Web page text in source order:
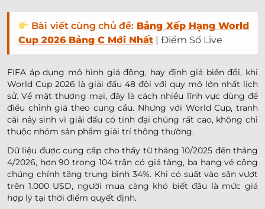
Bài viết cùng chủ đề: Bảng Xếp Hạng World
Cup 2026 Bảng C Mới Nhất | Điểm Số Live
FIFA áp dụng mô hình giá động, hay định giá biến đổi, khi
World Cup 2026 là giải đấu 48 đội với quy mô lớn nhất lịch
sử. Về mặt thương mại, đây là cách nhiều lĩnh vực dùng để
điều chỉnh giá theo cung cầu. Nhưng với World Cup, tranh
cãi nảy sinh vì giải đấu có tính đại chúng rất cao, không chỉ
thuộc nhóm sản phẩm giải trí thông thường.
Dữ liệu được cung cấp cho thấy từ tháng 10/2025 đến tháng
4/2026, hơn 90 trong 104 trận có giá tăng, ba hạng vé công
chúng chính tăng trung bình 34%. Khi có suất vào sân vượt
trên 1.000 USD, người mua càng khó biết đâu là mức giá
hợp lý tại thời điểm quyết định.